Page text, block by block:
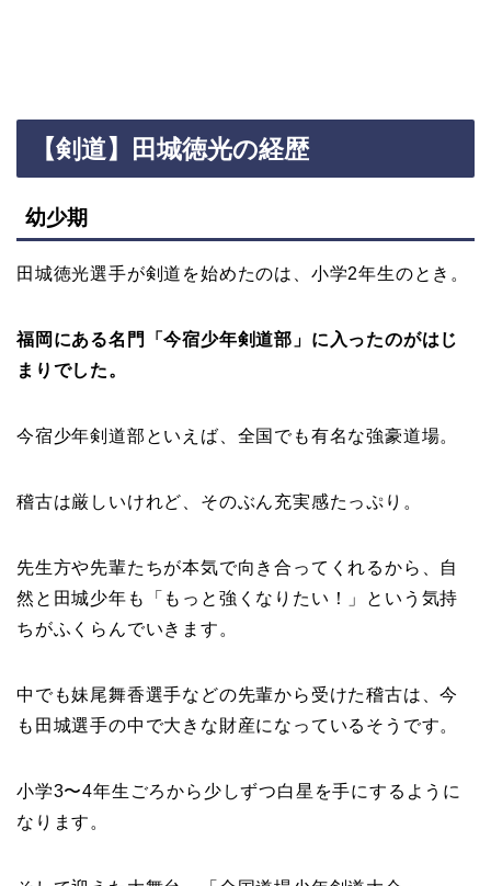
【剣道】田城徳光の経歴
幼少期
田城徳光選手が剣道を始めたのは、小学2年生のとき。
福岡にある名門「今宿少年剣道部」に入ったのがはじ
まりでした。
今宿少年剣道部といえば、全国でも有名な強豪道場。
稽古は厳しいけれど、そのぶん充実感たっぷり。
先生方や先輩たちが本気で向き合ってくれるから、自
然と田城少年も「もっと強くなりたい！」という気持
ちがふくらんでいきます。
中でも妹尾舞香選手などの先輩から受けた稽古は、今
も田城選手の中で大きな財産になっているそうです。
小学3〜4年生ごろから少しずつ白星を手にするように
なります。